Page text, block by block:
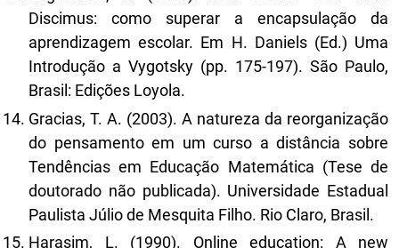
Discimus: como superar a encapsulação da
aprendizagem escolar. Em H. Daniels (Ed.) Uma
Introdução a Vygotsky (pp. 175-197). São Paulo,
Brasil: Edições Loyola.
Gracias, T. A. (2003). A natureza da reorganização
do pensamento em um curso a distância sobre
Tendências em Educação Matemática (Tese de
doutorado não publicada). Universidade Estadual
Paulista Júlio de Mesquita Filho. Rio Claro, Brasil.
Harasim, L. (1990). Online education: A new